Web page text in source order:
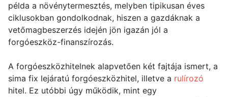
példa a növénytermesztés, melyben tipikusan éves
ciklusokban gondolkodnak, hiszen a gazdáknak a
vetőmagbeszerzés idején jön igazán jól a
forgóeszköz-finanszírozás.
A forgóeszközhitelnek alapvetően két fajtája ismert, a
sima fix lejáratú forgóeszközhitel, illetve a rulírozó
hitel. Ez utóbbi úgy működik, mint egy